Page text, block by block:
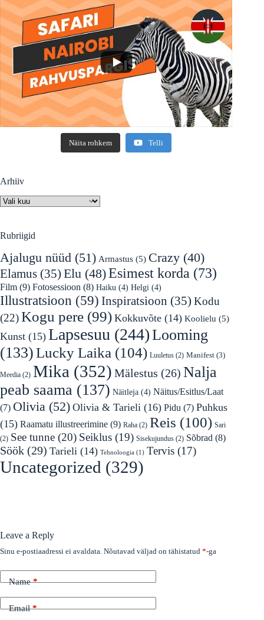
Näita rohkem Telli
Arhiiv
Arhiiv
Rubriigid
Ajalugu nüüd (51) Armastus (5) Crazy (40)
Elamus (35) Elu (48)Esimest korda (73)
Film (9) Fotosessioon (8) Haiku (4) Helgi (4)
Illustratsioon (59) Inspiratsioon (35) Kodu
(22)Kogu pere (99) Kokkuvõte (14) Koolielu (5)
Kunst (15) Lapsesuu (244)Looming
(133)Lucky Laika (104) Luuletus (2) Manifest (3)
Meedia (2) Mika (352) Mälestus (26) Nalja
peab saama (137) Näitleja (4) Näitus/Esitlus/Laat
(7) Olivia (52) Olivia & Tarieli (16) Pidu (7) Puhkus
(15) Raamatu illustreerimine (9) Raha (2) Reis (100) Sari
(2) See tunne (20) Seiklus (19) Sisekujundus (2) Sõbrad (8)
Söök (29) Tarieli (14) Tehnoloogia (1) Tervis (17)
Uncategorized (329)
Leave a Reply
Sinu e-postiaadressi ei avaldata. Nõutavad väljad on tähistatud *-ga
Name*
Email*